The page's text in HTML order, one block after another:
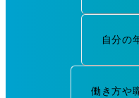
自分の
働き方や